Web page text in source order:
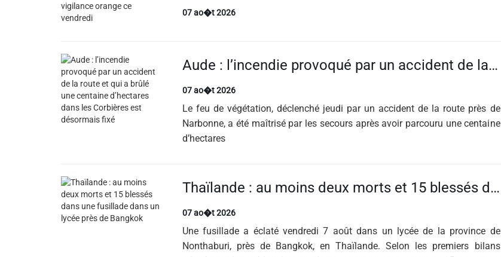
07 ao�t 2026
Aude : l’incendie provoqué par un accident de la route et qui a brûlé une centaine d’hectares dans les Corbières est désormais fixé
07 ao�t 2026
Le feu de végétation, déclenché jeudi par un accident de la route près de
Narbonne, a été maîtrisé par les secours après avoir parcouru une centaine
d’hectares
Thaïlande : au moins deux morts et 15 blessés dans une fusillade dans un lycée près de Bangkok
07 ao�t 2026
Une fusillade a éclaté vendredi 7 août dans un lycée de la province de
Nonthaburi, près de Bangkok, en Thaïlande. Selon les premiers bilans